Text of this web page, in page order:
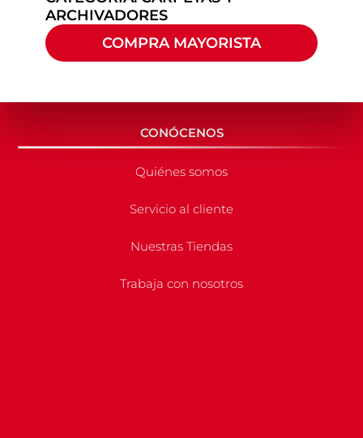
ARCHIVADORES
COMPRA MAYORISTA
CONÓCENOS
Quiénes somos
Servicio al cliente
Nuestras Tiendas
Trabaja con nosotros